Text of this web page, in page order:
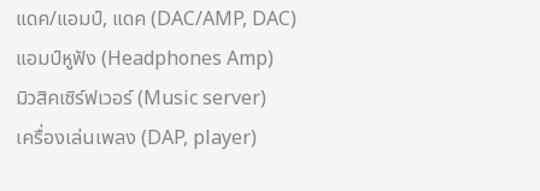
แดค/แอมป์, แดค (DAC/AMP, DAC)
แอมป์หูฟัง (Headphones Amp)
มิวสิคเซิร์ฟเวอร์ (Music server)
เครื่องเล่นเพลง (DAP, player)